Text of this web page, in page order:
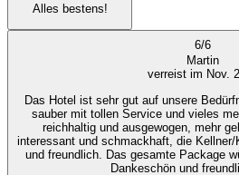
Alles bestens!
6/6
Martin
verreist im Nov.
Das Hotel ist sehr gut auf unsere
sauber mit tollen Service und vieles
reichhaltig und ausgewogen, mehr
interessant und schmackhaft, die
und freundlich. Das gesamte Package
Dankeschön und